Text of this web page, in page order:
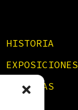
HISTORIA
EXPOSICIONES
NOTICIAS